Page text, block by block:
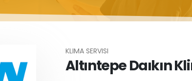
KLIMA SERVISI
Altıntepe Daıkın